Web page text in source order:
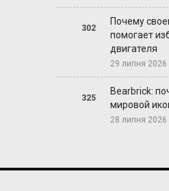
302
Почему
помогает
двигателя
29 липня 2026
325
Bearbrick:
мировой
28 липня 2026